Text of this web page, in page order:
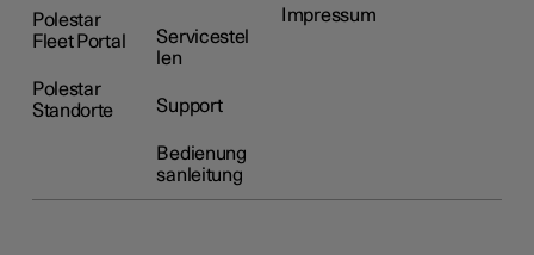
Polestar
Fleet Portal
Polestar
Standorte
Servicestel
len
Support
Bedienung
sanleitung
Impressum